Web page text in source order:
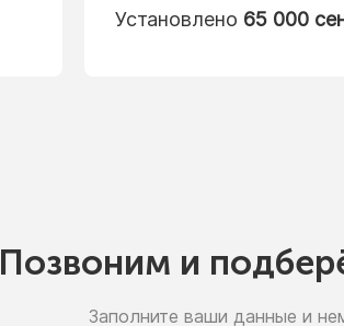
Установлено 65 000
Позвоним и
Заполните ваши данные и